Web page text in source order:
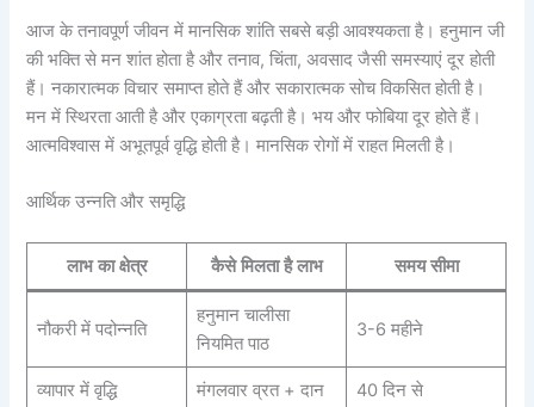
आज के तनावपूर्ण जीवन में मानसिक शांति सबसे बड़ी आवश्यकता है। हनुमान जी
की भक्ति से मन शांत होता है और तनाव, चिंता, अवसाद जैसी समस्याएं दूर होती
हैं। नकारात्मक विचार समाप्त होते हैं और सकारात्मक सोच विकसित होती है।
मन में स्थिरता आती है और एकाग्रता बढ़ती है। भय और फोबिया दूर होते हैं।
आत्मविश्वास में अभूतपूर्व वृद्धि होती है। मानसिक रोगों में राहत मिलती है।
आर्थिक उन्नति और समृद्धि
लाभ का क्षेत्र कैसे मिलता है लाभ समय सीमा
नौकरी में पदोन्नति
हनुमान चालीसा
नियमित पाठ
3-6 महीने
व्यापार में वृद्धि मंगलवार व्रत + दान 40 दिन से